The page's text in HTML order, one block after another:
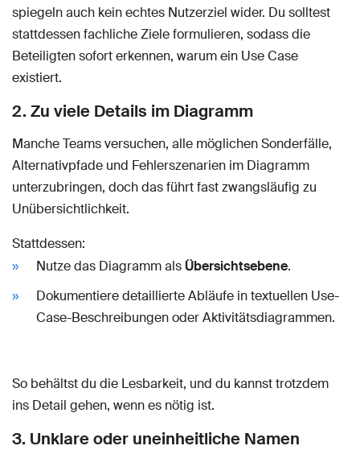
spiegeln auch kein echtes Nutzerziel wider. Du solltest
stattdessen fachliche Ziele formulieren, sodass die
Beteiligten sofort erkennen, warum ein Use Case
existiert.
2. Zu viele Details im Diagramm
Manche Teams versuchen, alle möglichen Sonderfälle,
Alternativpfade und Fehlerszenarien im Diagramm
unterzubringen, doch das führt fast zwangsläufig zu
Unübersichtlichkeit.
Stattdessen:
Nutze das Diagramm alsÜbersichtsebene.
Dokumentiere detaillierte Abläufe in textuellen Use-
Case-Beschreibungen oder Aktivitätsdiagrammen.
So behältst du die Lesbarkeit, und du kannst trotzdem
ins Detail gehen, wenn es nötig ist.
3. Unklare oder uneinheitliche Namen